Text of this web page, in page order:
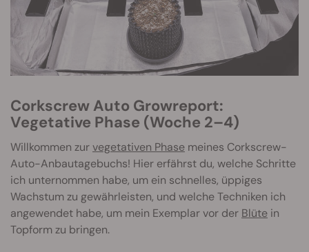
Corkscrew Auto Growreport:
Vegetative Phase (Woche 2–4)
Willkommen zurvegetativen Phase meines Corkscrew-
Auto-Anbautagebuchs! Hier erfährst du, welche Schritte
ich unternommen habe, um ein schnelles, üppiges
Wachstum zu gewährleisten, und welche Techniken ich
angewendet habe, um mein Exemplar vor der Blüte in
Topform zu bringen.